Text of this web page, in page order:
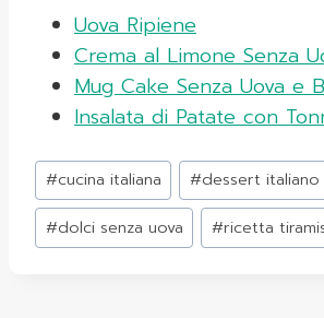
Uova Ripiene
Crema al Limone Senza
Mug Cake Senza Uova e
Insalata di Patate con
Tag
articolo:
#cucina italiana #dessert italiano
#dolci senza uova #ricetta